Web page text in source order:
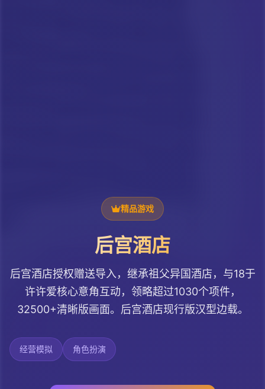
精品游戏
后宫酒店
后宫酒店授权赠送导入，继承祖父异国酒店，与18于
许许爱核心意角互动，领略超过1030个项件，
32500+清晰版画面。后宫酒店现行版汉型边载。
经营模拟 角色扮演